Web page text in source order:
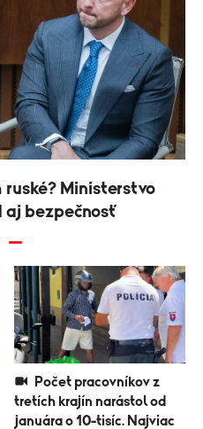
tretích krajín narástol od
januára o 10-tisíc. Najviac
ruské? Ministerstvo
aj bezpečnosť